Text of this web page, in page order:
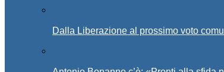
Dalla Liberazione al prossimo voto